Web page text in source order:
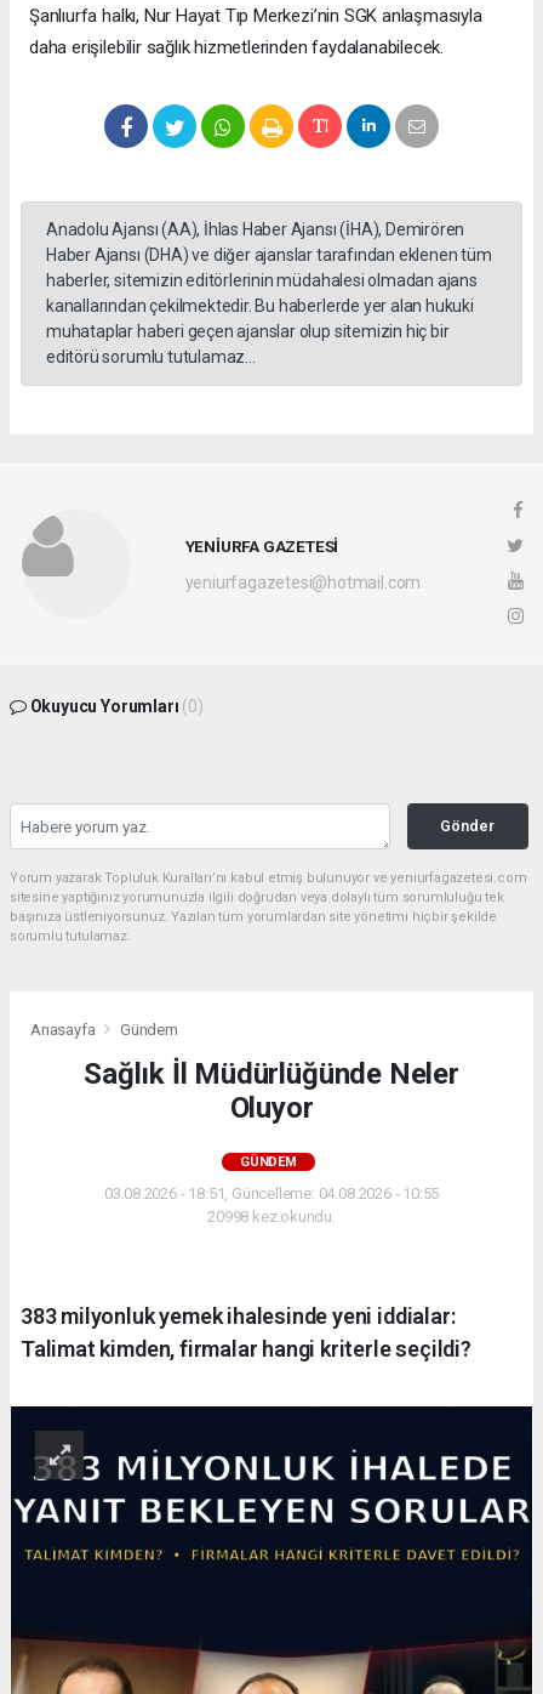
Şanlıurfa halkı, Nur Hayat Tıp Merkezi’nin SGK anlaşmasıyla
daha erişilebilir sağlık hizmetlerinden faydalanabilecek.
Anadolu Ajansı (AA), İhlas Haber Ajansı (İHA), Demirören
Haber Ajansı (DHA) ve diğer ajanslar tarafından eklenen tüm
haberler, sitemizin editörlerinin müdahalesi olmadan ajans
kanallarından çekilmektedir. Bu haberlerde yer alan hukuki
muhataplar haberi geçen ajanslar olup sitemizin hiç bir
editörü sorumlu tutulamaz...
YENİURFA GAZETESİ
yeniurfagazetesi@hotmail.com
Okuyucu Yorumları (0)
Gönder
Yorum yazarak Topluluk Kuralları’nı kabul etmiş bulunuyor ve yeniurfagazetesi.com
sitesine yaptığınız yorumunuzla ilgili doğrudan veya dolaylı tüm sorumluluğu tek
başınıza üstleniyorsunuz. Yazılan tüm yorumlardan site yönetimi hiçbir şekilde
sorumlu tutulamaz.
Anasayfa Gündem
Sağlık İl Müdürlüğünde Neler
Oluyor
GÜNDEM
03.08.2026 - 18:51, Güncelleme: 04.08.2026 - 10:55
20998 kez okundu.
383 milyonluk yemek ihalesinde yeni iddialar:
Talimat kimden, firmalar hangi kriterle seçildi?